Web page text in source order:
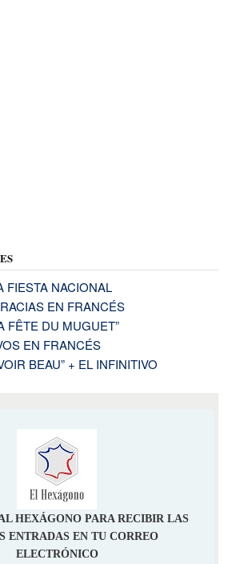
FIESTA NACIONAL
EN FRANCÉS
FÊTE DU MUGUET”
EN FRANCÉS
BEAU” + EL INFINITIVO